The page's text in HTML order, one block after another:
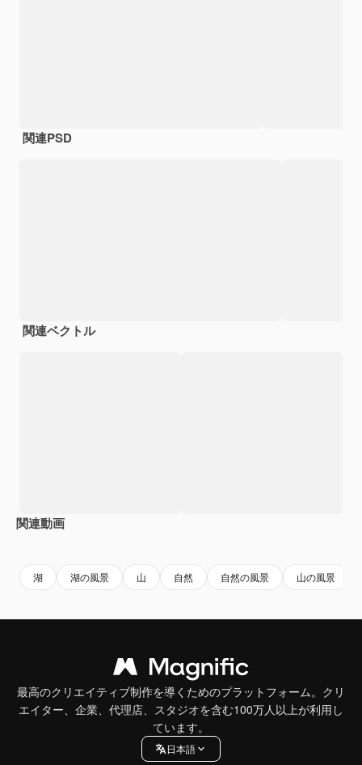
関連PSD
関連ベクトル
関連動画
湖 湖の風景 山 自然 自然の風景 山の風景
最高のクリエイティブ制作を導くためのプラットフォーム。クリ
エイター、企業、代理店、スタジオを含む100万人以上が利用し
ています。
日本語